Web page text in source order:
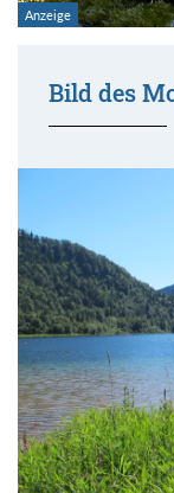
Bild des